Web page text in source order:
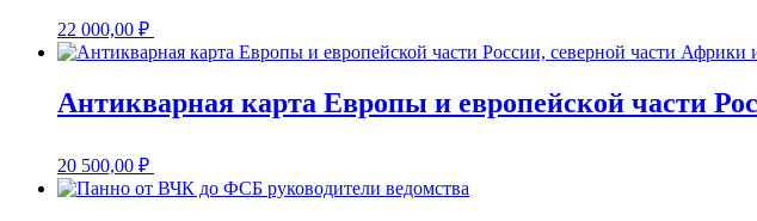
22 000,00 ₽
Антикварная карта Европы и европейской части
20 500,00 ₽